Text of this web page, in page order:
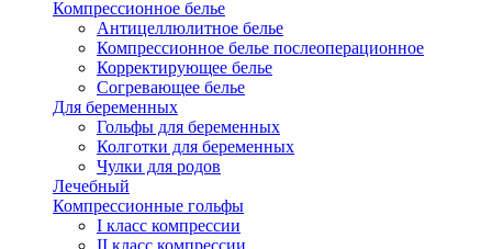
Компрессионное белье
Антицеллюлитное белье
Компрессионное белье послеоперационное
Корректирующее белье
Согревающее белье
Для беременных
Гольфы для беременных
Колготки для беременных
Чулки для родов
Лечебный
Компрессионные гольфы
I класс компрессии
II класс компрессии